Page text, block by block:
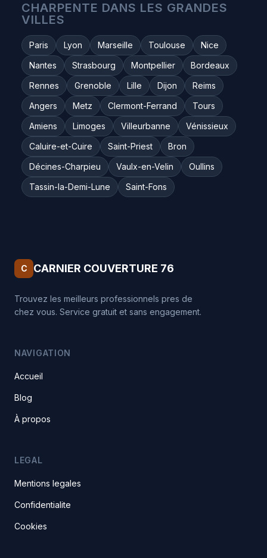
CHARPENTE DANS LES GRANDES
VILLES
Paris Lyon Marseille Toulouse
Nice
Nantes
Strasbourg Montpellier
Bordeaux
Rennes
Grenoble Lille Dijon
Reims
Angers
Metz Clermont-Ferrand
Tours
Amiens
Limoges Villeurbanne
Vénissieux
Caluire-et-Cuire
Saint-Priest
Bron
Décines-Charpieu
Vaulx-en-Velin
Oullins
Tassin-la-Demi-Lune
Saint-Fons
C CARNIER COUVERTURE 76
Trouvez les meilleurs professionnels pres de
chez vous. Service gratuit et sans engagement.
NAVIGATION
Accueil
Blog
À propos
LEGAL
Mentions legales
Confidentialite
Cookies